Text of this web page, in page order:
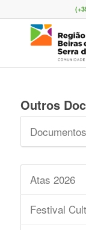
Outros
Documentos
Atas 2026
Festival